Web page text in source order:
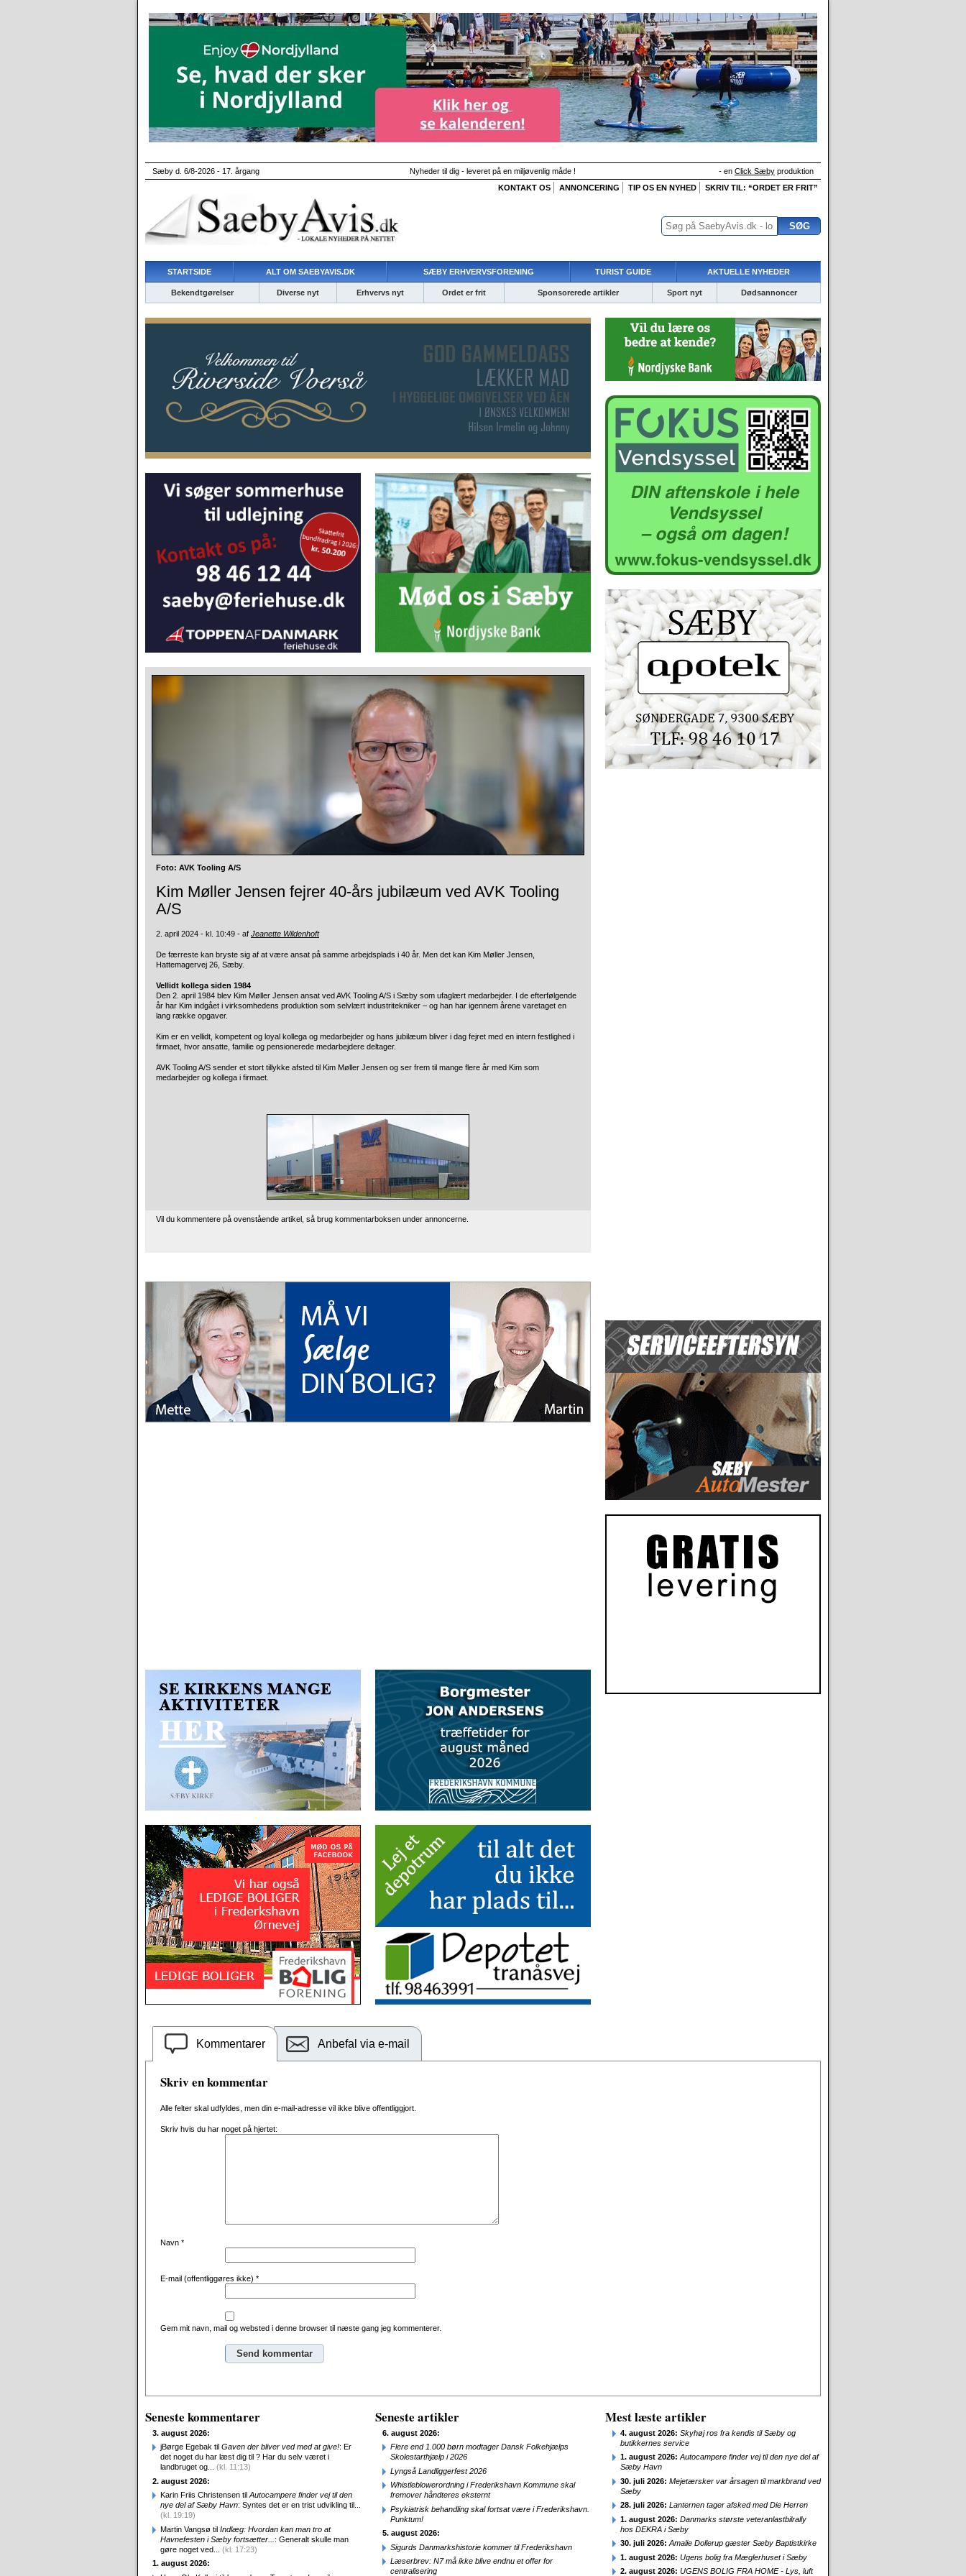
Sæby d. 6/8-2026 - 17. årgang Nyheder til dig - leveret på en miljøvenlig måde ! - en Click Sæby produktion
KONTAKT OS
ANNONCERING TIP OS EN NYHED SKRIV TIL: “ORDET ER FRIT”
STARTSIDE ALT OM SAEBYAVIS.DK SÆBY ERHVERVSFORENING TURIST GUIDE AKTUELLE NYHEDER
Bekendtgørelser Diverse nyt Erhvervs nyt Ordet er frit Sponsorerede artikler Sport nyt Dødsannoncer
Foto: AVK Tooling A/S
Kim Møller Jensen fejrer 40-års jubilæum ved AVK Tooling
A/S
2. april 2024 - kl. 10:49 - af Jeanette Wildenhoft
De færreste kan bryste sig af at være ansat på samme arbejdsplads i 40 år. Men det kan Kim Møller Jensen,
Hattemagervej 26, Sæby.
Vellidt kollega siden 1984
Den 2. april 1984 blev Kim Møller Jensen ansat ved AVK Tooling A/S i Sæby som ufaglært medarbejder. I de efterfølgende
år har Kim indgået i virksomhedens produktion som selvlært industritekniker – og han har igennem årene varetaget en
lang række opgaver.
Kim er en vellidt, kompetent og loyal kollega og medarbejder og hans jubilæum bliver i dag fejret med en intern festlighed i
firmaet, hvor ansatte, familie og pensionerede medarbejdere deltager.
AVK Tooling A/S sender et stort tillykke afsted til Kim Møller Jensen og ser frem til mange flere år med Kim som
medarbejder og kollega i firmaet.
Vil du kommentere på ovenstående artikel, så brug kommentarboksen under annoncerne.
Kommentarer Anbefal via e-mail
Skriv en kommentar
Alle felter skal udfyldes, men din e-mail-adresse vil ikke blive offentliggjort.
Skriv hvis du har noget på hjertet:
Navn *
E-mail (offentliggøres ikke) *
Gem mit navn, mail og websted i denne browser til næste gang jeg kommenterer.
Seneste kommentarer
3. august 2026:
jBørge Egebak til Gaven der bliver ved med at give!: Er
det noget du har læst dig til ? Har du selv været i
landbruget og... (kl. 11:13)
2. august 2026:
Karin Friis Christensen til Autocampere finder vej til den
nye del af Sæby Havn: Syntes det er en trist udvikling til...
(kl. 19:19)
Martin Vangsø til Indlæg: Hvordan kan man tro at
Havnefesten i Sæby fortsætter... : Generalt skulle man
gøre noget ved... (kl. 17:23)
1. august 2026:
Seneste artikler
6. august 2026:
Flere end 1.000 børn modtager Dansk Folkehjælps
Skolestarthjælp i 2026
Lyngså Landliggerfest 2026
Whistleblowerordning i Frederikshavn Kommune skal
fremover håndteres eksternt
Psykiatrisk behandling skal fortsat være i Frederikshavn.
Punktum!
5. august 2026:
Sigurds Danmarkshistorie kommer til Frederikshavn
Læserbrev: N7 må ikke blive endnu et offer for
centralisering
Mest læste artikler
4. august 2026: Skyhøj ros fra kendis til Sæby og
butikkernes service
1. august 2026: Autocampere finder vej til den nye del af
Sæby Havn
30. juli 2026: Mejetærsker var årsagen til markbrand ved
Sæby
28. juli 2026: Lanternen tager afsked med Die Herren
1. august 2026: Danmarks største veteranlastbilrally
hos DEKRA i Sæby
30. juli 2026: Amalie Dollerup gæster Sæby Baptistkirke
1. august 2026: Ugens bolig fra Mæglerhuset i Sæby
2. august 2026: UGENS BOLIG FRA HOME - Lys, luft